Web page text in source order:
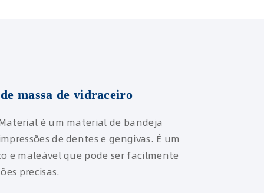
massa de vidraceiro
é um material de bandeja
de dentes e gengivas. É um
e maleável que pode ser facilmente
precisas.